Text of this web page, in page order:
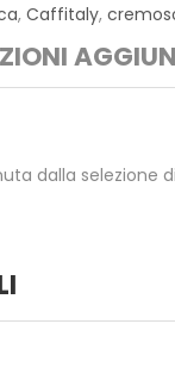
, Caffitaly,
dalla selezione